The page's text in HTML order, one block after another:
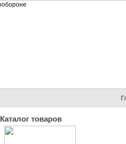
Каталог товаров